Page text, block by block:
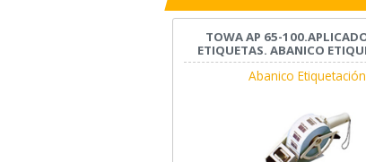
TOWA AP 65-
ETIQUETAS. ABANICO
Abanico Etiquetación